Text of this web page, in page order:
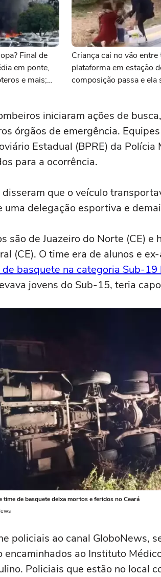
Final de
em ponte,
e mais;
Criança cai no vão entre
plataforma em estação
composição passa e ela
iniciaram ações de
órgãos de emergência.
Estadual (BPRE) da
para a ocorrência.
que o veículo
uma delegação esportiva e
são de Juazeiro do Norte (CE)
(CE). O time era de alunos e
basquete na categoria Sub-
jovens do Sub-15, teria
time de basquete deixa mortos e feridos no Ceará
policiais ao canal GloboNews,
encaminhados ao Instituto
Policiais que estão no local